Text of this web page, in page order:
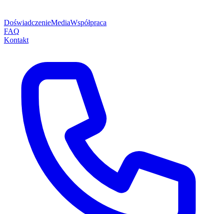
DoświadczenieMediaWspółpraca
FAQ
Kontakt